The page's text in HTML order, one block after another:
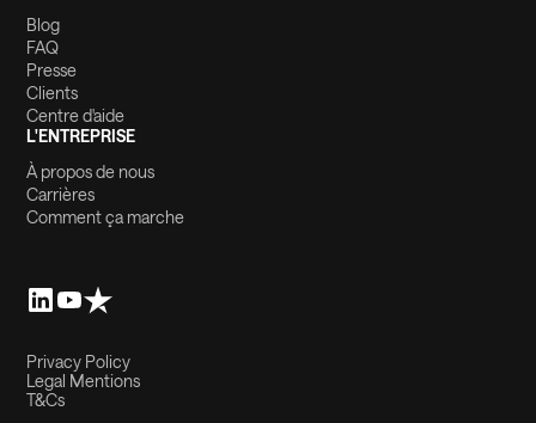
Blog
FAQ
Presse
Clients
Centre d'aide
L'ENTREPRISE
À propos de nous
Carrières
Comment ça marche
Privacy Policy
Legal Mentions
T&Cs